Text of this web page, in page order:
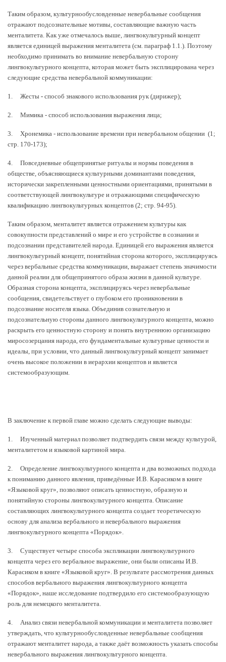
Таким образом, культурнообусловденные невербальные сообщения
отражают подсознательные мотивы, составляющие важную часть
менталитета. Как уже отмечалось выше, лингвокультурный концепт
является единицей выражения менталитета (см. параграф 1.1.). Поэтому
необходимо принимать во внимание невербальную сторону
лингвокультурного концепта, которая может быть эксплицирована через
следующие средства невербальной коммуникации:
1. Жесты - способ знакового использования рук (дирижер);
2. Мимика - способ использования выражения лица;
3. Хронемика - использование времени при невербальном общении (1;
стр. 170-173);
4. Повседневные общепринятые ритуалы и нормы поведения в
обществе, объясняющиеся культурными доминантами поведения,
исторически закрепленными ценностными ориентациями, принятыми в
соответствующей лингвокультуре и отражающими специфическую
квалификацию лингвокультурных концептов (2; стр. 94-95).
Таким образом, менталитет является отражением культуры как
совокупности представлений о мире и его устройстве в сознании и
подсознании представителей народа. Единицей его выражения является
лингвокультурный концепт, понятийная сторона которого, эксплицируясь
через вербальные средства коммуникации, выражает степень значимости
данной реалии для общепринятого образа жизни в данной культуре.
Образная сторона концепта, эксплицируясь через невербальные
сообщения, свидетельствует о глубоком его проникновении в
подсознание носителя языка. Объединив сознательную и
подсознательную стороны данного лингвокультурного концепта, можно
раскрыть его ценностную сторону и понять внутреннюю организацию
миросозерцания народа, его фундаментальные культурные ценности и
идеалы, при условии, что данный лингвокультурный концепт занимает
очень высокое положении в иерархии концептов и является
системообразующим.
В заключение к первой главе можно сделать следующие выводы:
1. Изученный материал позволяет подтвердить связи между культурой,
менталитетом и языковой картиной мира.
2. Определение лингвокультурного концепта и два возможных подхода
к пониманию данного явления, приведённые И.В. Карасиком в книге
«Языковой круг», позволяют описать ценностную, образную и
понятийную стороны лингвокультурного концепта. Описание
составляющих лингвокультурного концепта создает теоретическую
основу для анализа вербального и невербального выражения
лингвокультурного концепта «Порядок».
3. Существует четыре способа экспликации лингвокультурного
концепта через его вербальное выражение, они были описаны И.В.
Карасиком в книге «Языковой круг». В результате рассмотрения данных
способов вербального выражения лингвокультурного концепта
«Порядок», наше исследование подтвердило его системообразующую
роль для немецкого менталитета.
4. Анализ связи невербальной коммуникации и менталитета позволяет
утверждать, что культурнообусловденные невербальные сообщения
отражают менталитет народа, а также даёт возможность указать способы
невербального выражения лингвокультурного концепта.